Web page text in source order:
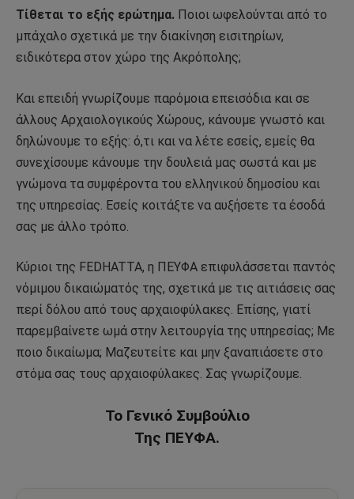
Τίθεται το εξής ερώτημα. Ποιοι ωφελούνται από το
μπάχαλο σχετικά με την διακίνηση εισιτηρίων,
ειδικότερα στον χώρο της Ακρόπολης;
Και επειδή γνωρίζουμε παρόμοια επεισόδια και σε
άλλους Αρχαιολογικούς Χώρους, κάνουμε γνωστό και
δηλώνουμε το εξής: ό,τι και να λέτε εσείς, εμείς θα
συνεχίσουμε κάνουμε την δουλειά μας σωστά και με
γνώμονα τα συμφέροντα του ελληνικού δημοσίου και
της υπηρεσίας. Εσείς κοιτάξτε να αυξήσετε τα έσοδά
σας με άλλο τρόπο.
Κύριοι της FEDHATTA, η ΠΕΥΦΑ επιφυλάσσεται παντός
νόμιμου δικαιώματός της, σχετικά με τις αιτιάσεις σας
περί δόλου από τους αρχαιοφύλακες. Επίσης, γιατί
παρεμβαίνετε ωμά στην λειτουργία της υπηρεσίας; Με
ποιο δικαίωμα; Μαζευτείτε και μην ξαναπιάσετε στο
στόμα σας τους αρχαιοφύλακες. Σας γνωρίζουμε.
Το Γενικό Συμβούλιο
Της ΠΕΥΦΑ.